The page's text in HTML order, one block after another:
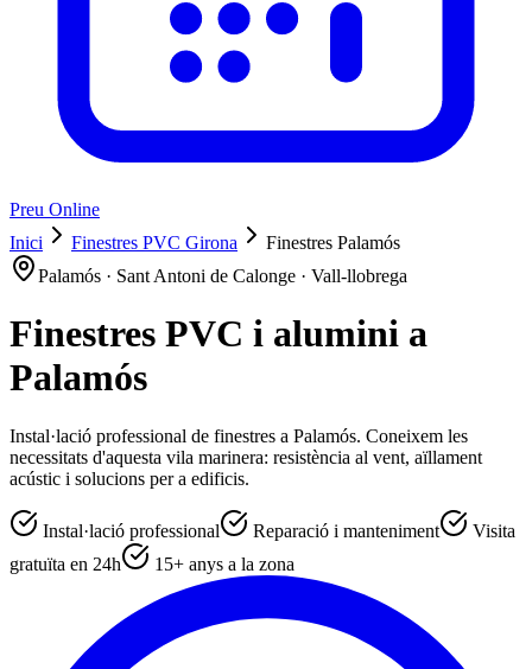
Preu Online
Inici
Finestres PVC Girona
Finestres Palamós
Palamós · Sant Antoni de Calonge · Vall-llobrega
Finestres PVC i alumini a
Palamós
Instal·lació professional de finestres a Palamós. Coneixem les
necessitats d'aquesta vila marinera: resistència al vent, aïllament
acústic i solucions per a edificis.
Instal·lació professional Reparació i manteniment
Visita
gratuïta en 24h
15+ anys a la zona